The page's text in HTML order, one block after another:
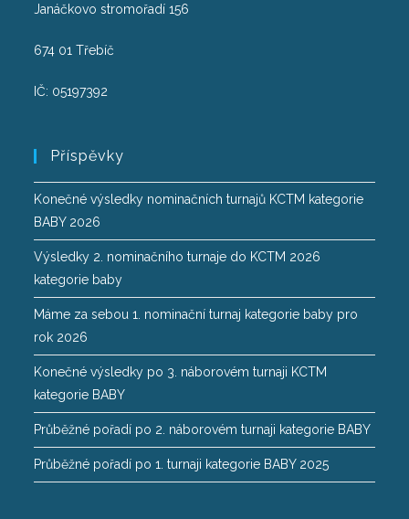
Janáčkovo stromořadí 156
674 01 Třebíč
IČ: 05197392
Příspěvky
Konečné výsledky nominačních turnajů KCTM kategorie
BABY 2026
Výsledky 2. nominačního turnaje do KCTM 2026
kategorie baby
Máme za sebou 1. nominační turnaj kategorie baby pro
rok 2026
Konečné výsledky po 3. náborovém turnaji KCTM
kategorie BABY
Průběžné pořadí po 2. náborovém turnaji kategorie BABY
Průběžné pořadí po 1. turnaji kategorie BABY 2025